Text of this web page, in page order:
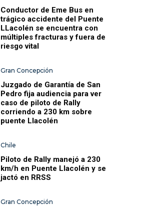
Conductor de Eme Bus en
trágico accidente del Puente
LLacolén se encuentra con
múltiples fracturas y fuera de
riesgo vital
Gran Concepción
Juzgado de Garantía de San
Pedro fija audiencia para ver
caso de piloto de Rally
corriendo a 230 km sobre
puente Llacolén
Chile
Piloto de Rally manejó a 230
km/h en Puente Llacolén y se
jactó en RRSS
Gran Concepción